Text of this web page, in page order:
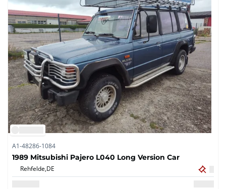
A1-48286-1084
1989 Mitsubishi Pajero L040 Long Version Car
Rehfelde,DE